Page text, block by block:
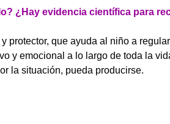
¿Hay evidencia científica para
protector, que ayuda al niño a
y emocional a lo largo de toda la
la situación, pueda producirse.